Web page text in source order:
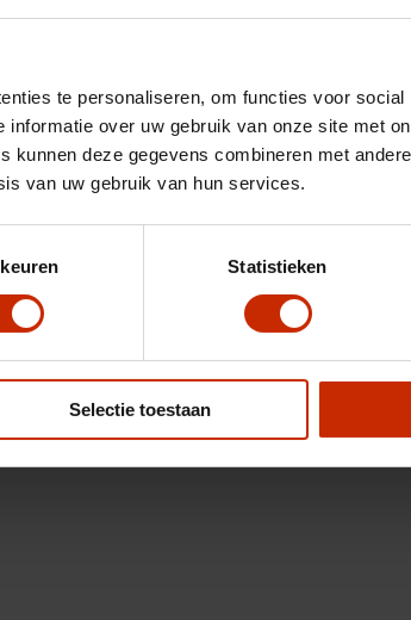
te personaliseren, om functies voor
over uw gebruik van onze site met
kunnen deze gegevens combineren met
van uw gebruik van hun services.
Statistieken
Selectie toestaan